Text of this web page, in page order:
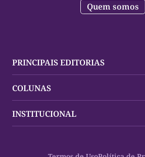
Quem somos
PRINCIPAIS EDITORIAS
Palmas
Mundo
COLUNAS
Policial
INSTITUCIONAL